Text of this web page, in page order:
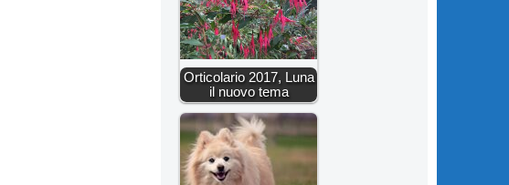
Orticolario 2017, Luna
il nuovo tema